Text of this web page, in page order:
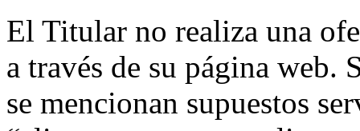
El Titular no realiza una
a través de su página web.
se mencionan supuestos